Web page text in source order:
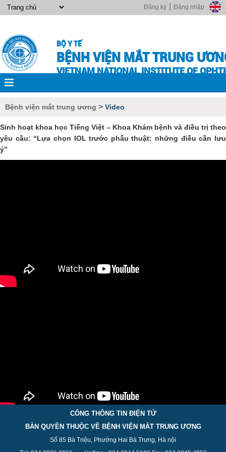
Đăng nhập
Đăng ký
BỘ Y TẾ
BỆNH VIỆN MẮT TRUNG
VIETNAM NATIONAL INSTITUTE OF
Bệnh viện mắt trung ương > Video
Sinh hoạt khoa học Tiếng Việt – Khoa Khám bệnh và điều trị theo
yêu cầu: “Lựa chọn IOL trước phẫu thuật: những điều cần lưu
ý”
CỔNG THÔNG TIN ĐIỆN TỬ
BẢN QUYỀN THUỘC VỀ BỆNH VIỆN MẮT TRUNG ƯƠNG
Số 85 Bà Triệu, Phường Hai Bà Trưng, Hà nội